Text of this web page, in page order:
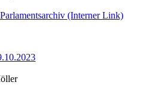
(Interner Link)